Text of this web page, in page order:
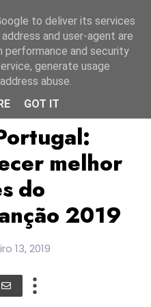
Conan Osíris
melhor
do
2019
13, 2019
to deliver its services
and user-agent are
performance and security
generate usage
abuse.
GOT IT